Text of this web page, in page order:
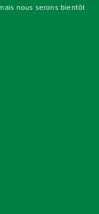
nous serons bientôt